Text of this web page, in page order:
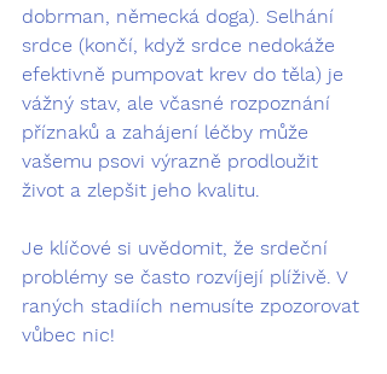
dobrman, německá doga). Selhání
srdce (končí, když srdce nedokáže
efektivně pumpovat krev do těla) je
vážný stav, ale včasné rozpoznání
příznaků a zahájení léčby může
vašemu psovi výrazně prodloužit
život a zlepšit jeho kvalitu.
Je klíčové si uvědomit, že srdeční
problémy se často rozvíjejí plíživě. V
raných stadiích nemusíte zpozorovat
vůbec nic!